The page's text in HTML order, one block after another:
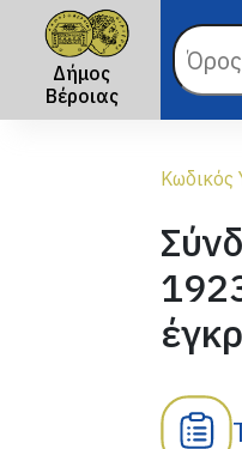
Δήμος
Βέροιας
Κωδικός